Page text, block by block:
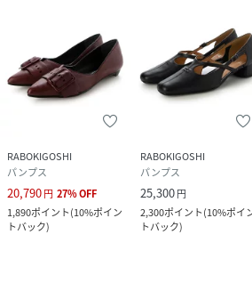
RABOKIGOSHI
パンプス
20,790円 27%OFF
1,890ポイント(10%ポイン
トバック)
RABOKIGOSHI
パンプス
25,300円
2,300ポイント(10%ポイ
トバック)